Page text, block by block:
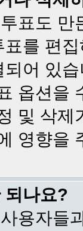
표도
를 편
어 있
옵션을
및 삭
영향을
되나요?
용자들